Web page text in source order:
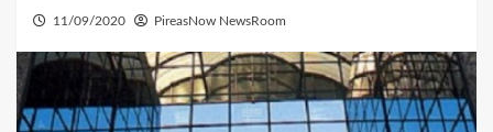
11/09/2020 PireasNow NewsRoom